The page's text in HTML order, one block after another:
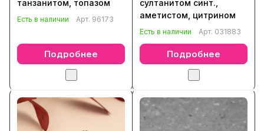
танзанитом, топазом
Есть в наличии Арт. 96173
Подробнее
султанитом синт.,
аметистом, цитрином
Есть в наличии Арт. 031883
Подробнее